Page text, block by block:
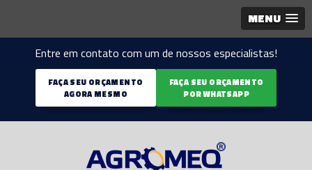
MENU
Entre em contato com um de nossos especialistas!
FAÇA SEU ORÇAMENTO
AGORA MESMO
FAÇA SEU ORÇAMENTO
POR WHATSAPP